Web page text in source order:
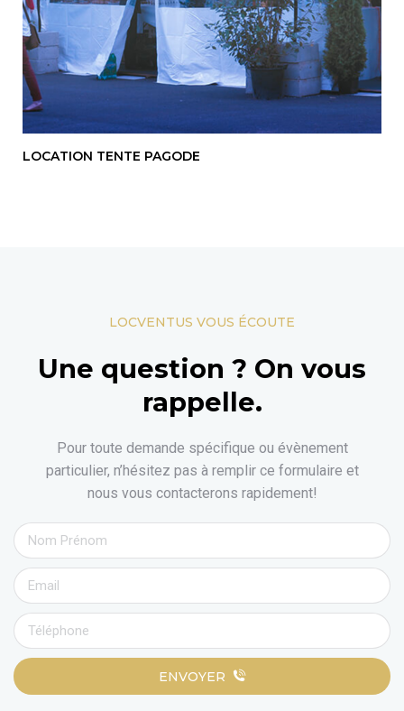
LOCATION TENTE PAGODE
LOCVENTUS VOUS ÉCOUTE
Une question ? On vous
rappelle.
Pour toute demande spécifique ou évènement
particulier, n’hésitez pas à remplir ce formulaire et
nous vous contacterons rapidement!
ENVOYER